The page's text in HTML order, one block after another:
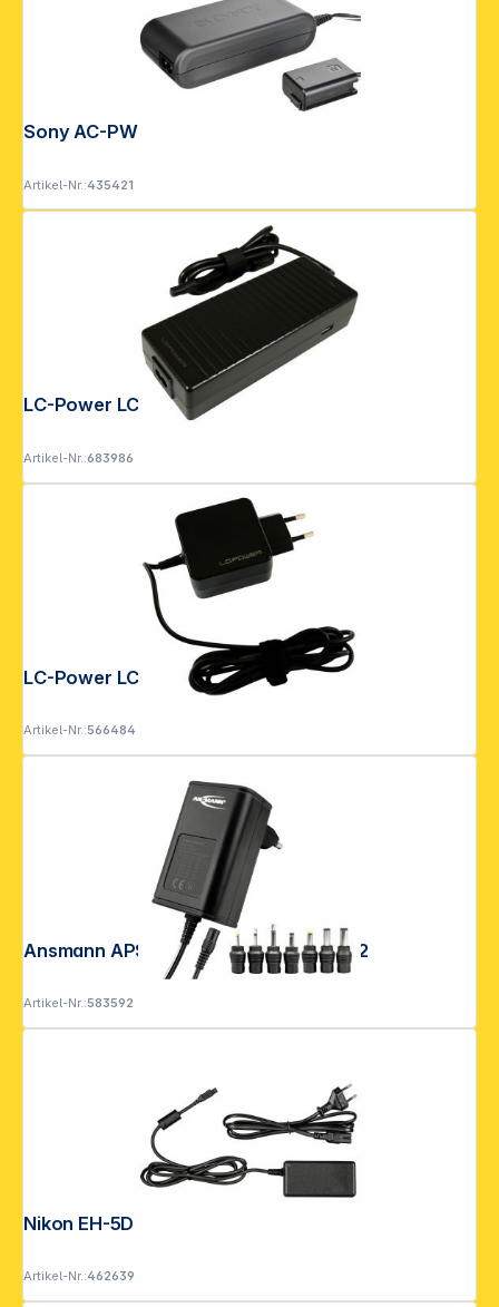
Sony AC-PW20 Netzteiladapter
Artikel-Nr.:435421
LC-Power LC-NB-PRO-120
Artikel-Nr.:683986
LC-Power LC31NB-PRO-SURF
Artikel-Nr.:566484
Ansmann APS 600 max. 7,2 W 1201-022
Artikel-Nr.:583592
Artikel-Nr.:462639